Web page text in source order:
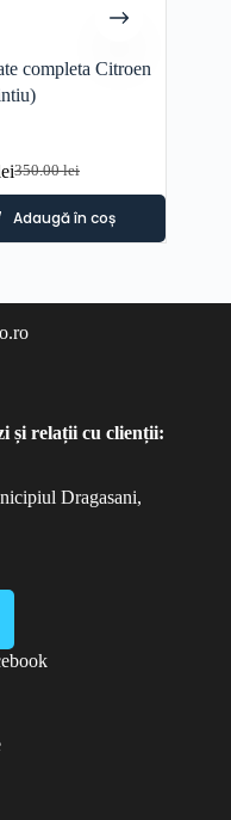
completa Citroen
350.00lei
Prețul
inițial
a
fost:
Prețul
curent
este:
200.00 lei.
Adaugă în coș
și relații cu clienții:
Dragasani,